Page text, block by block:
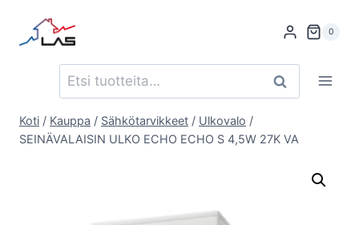
sisältöön
0
Etsi: Haku
Koti / Kauppa / Sähkötarvikkeet / Ulkovalo /
SEINÄVALAISIN ULKO ECHO ECHO S 4,5W 27K VA